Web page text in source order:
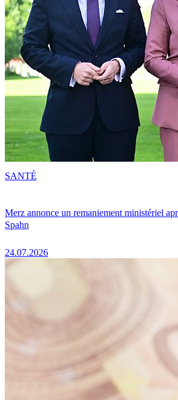
Merz annonce un remaniement ministériel
Spahn
24.07.2026
SANTÉ